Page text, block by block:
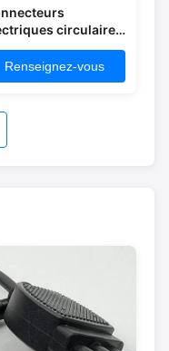
circulaires
sur mesure pour
Renseignez-vous